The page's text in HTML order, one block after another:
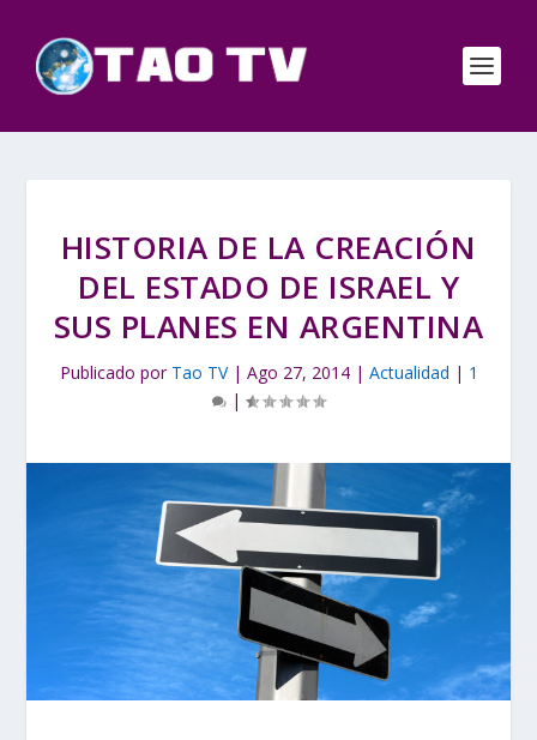
HISTORIA DE LA CREACIÓN
DEL ESTADO DE ISRAEL Y
SUS PLANES EN ARGENTINA
Publicado por Tao TV| Ago 27, 2014| Actualidad | 1
|